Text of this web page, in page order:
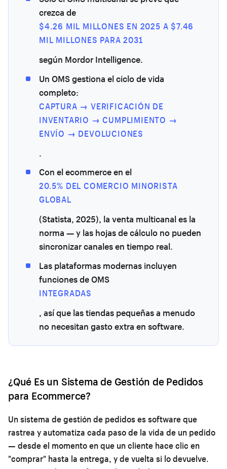
crezca de
$4.26 MIL MILLONES EN 2025 A $7.46
MIL MILLONES PARA 2031
según Mordor Intelligence.
Un OMS gestiona el ciclo de vida
completo:
CAPTURA → VERIFICACIÓN DE
INVENTARIO → CUMPLIMIENTO →
ENVÍO → DEVOLUCIONES
.
Con el ecommerce en el
20.5% DEL COMERCIO MINORISTA
GLOBAL
(Statista, 2025), la venta multicanal es la
norma — y las hojas de cálculo no pueden
sincronizar canales en tiempo real.
Las plataformas modernas incluyen
funciones de OMS
INTEGRADAS
, así que las tiendas pequeñas a menudo
no necesitan gasto extra en software.
¿Qué Es un Sistema de Gestión de Pedidos
para Ecommerce?
Un sistema de gestión de pedidos es software que
rastrea y automatiza cada paso de la vida de un pedido
— desde el momento en que un cliente hace clic en
"comprar" hasta la entrega, y de vuelta si lo devuelve.